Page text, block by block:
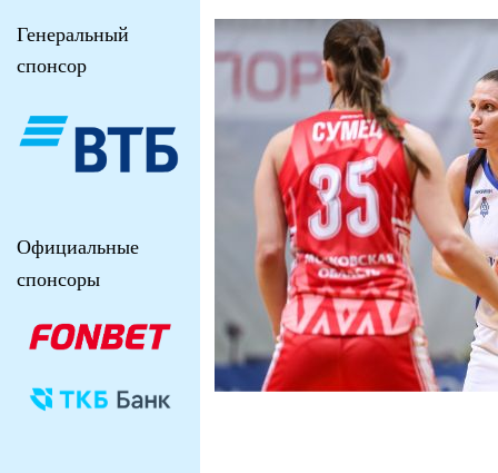
Генеральный
спонсор
Официальные
спонсоры